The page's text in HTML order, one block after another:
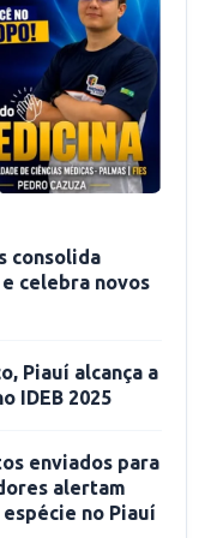
ao trabalho dos
ao mercado de
a renda que
meses, e a
trabalhadas. A
estão voltando a
recuperar
as menores
consolida
celebra novos
Piauí alcança a
IDEB 2025
enviados para
alertam
no Piauí